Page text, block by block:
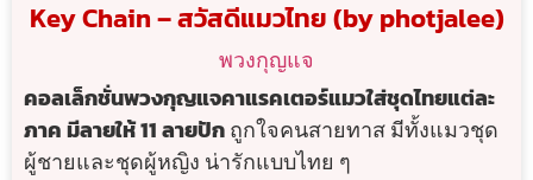
Key Chain – สวัสดีแมวไทย (by photjalee)
พวงกุญแจ
คอลเล็กชั่นพวงกุญแจคาแรคเตอร์แมวใส่ชุดไทยแต่ละ
ภาค มีลายให้ 11 ลายปักถูกใจคนสายทาส มีทั้งแมวชุด
ผู้ชายและชุดผู้หญิง น่ารักแบบไทย ๆ